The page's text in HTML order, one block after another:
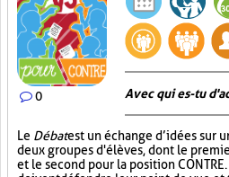
0 Avec qui es-tu
Le Débatest un échange d’idées sur
deux groupes d'élèves, dont le
et le second pour la position